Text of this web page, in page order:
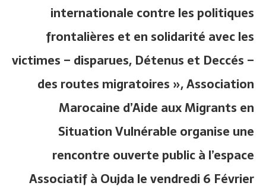
internationale contre les politiques
frontalières et en solidarité avec les
victimes – disparues, Détenus et Deccés –
des routes migratoires », Association
Marocaine d’Aide aux Migrants en
Situation Vulnérable organise une
rencontre ouverte public à l’espace
Associatif à Oujda le vendredi 6 Février